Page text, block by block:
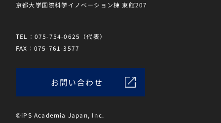
京都大学国際科学イノベーション棟 東館207
TEL：075-754-0625（代表）
FAX：075-761-3577
お問い合わせ
©iPS Academia Japan, Inc.